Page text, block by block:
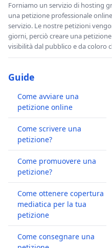
Forniamo un servizio di hosting
una petizione professionale
servizio. Le nostre petizioni
giorni, perciò creare una
visibilità dal pubblico e da coloro
Guide
Come avviare una
petizione online
Come scrivere una
petizione?
Come promuovere una
petizione?
Come ottenere copertura
mediatica per la tua
petizione
Come consegnare una